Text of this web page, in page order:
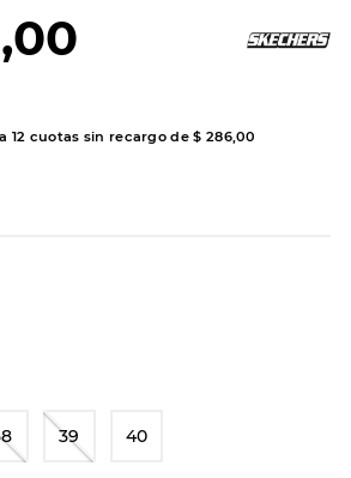
,00
12 cuotas sin recargo de$ 286,00
39 40
10
botas dama